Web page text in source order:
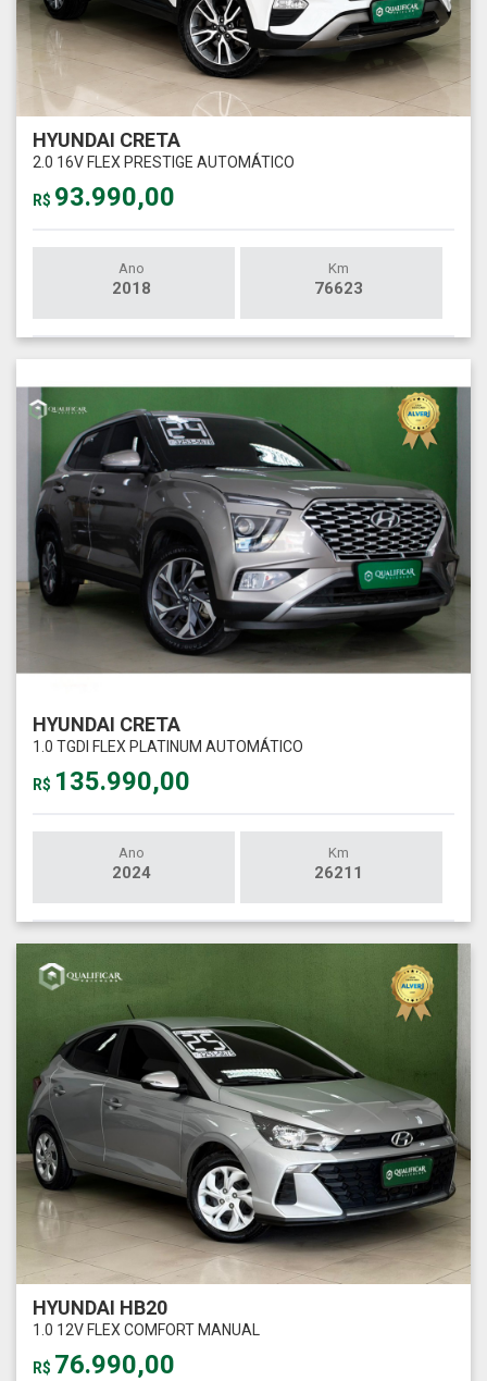
HYUNDAI CRETA
2.0 16V FLEX PRESTIGE AUTOMÁTICO
R$ 93.990,00
Ano
2018
Km
76623
HYUNDAI CRETA
1.0 TGDI FLEX PLATINUM AUTOMÁTICO
R$ 135.990,00
Ano
2024
Km
26211
HYUNDAI HB20
1.0 12V FLEX COMFORT MANUAL
R$ 76.990,00